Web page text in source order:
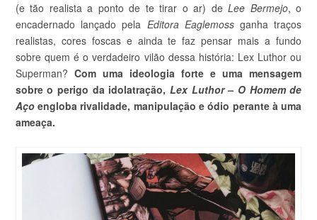
(e tão realista a ponto de te tirar o ar) deLee Bermejo, o
encadernado lançado pela Editora Eaglemossganha traços
realistas, cores foscas e ainda te faz pensar mais a fundo
sobre quem é o verdadeiro vilão dessa história: Lex Luthor ou
Superman? Com uma ideologia forte e uma mensagem
sobre o perigo da idolatração, Lex Luthor – O Homem de
Açoengloba rivalidade, manipulação e ódio perante à uma
ameaça.